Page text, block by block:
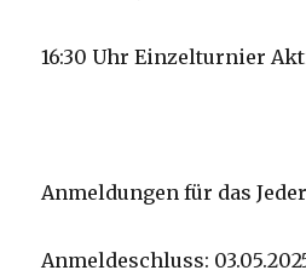
16:30 Uhr Einzelturnier
Anmeldungen für das
Anmeldeschluss: